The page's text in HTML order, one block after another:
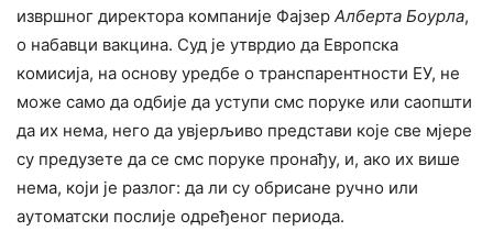
извршног директора компаније Фајзер Алберта Боурла,
о набавци вакцина. Суд је утврдио да Европска
комисија, на основу уредбе о транспарентности ЕУ, не
може само да одбије да уступи смс поруке или саопшти
да их нема, него да увјерљиво представи које све мјере
су предузете да се смс поруке пронађу, и, ако их више
нема, који је разлог: да ли су обрисане ручно или
аутоматски послије одређеног периода.